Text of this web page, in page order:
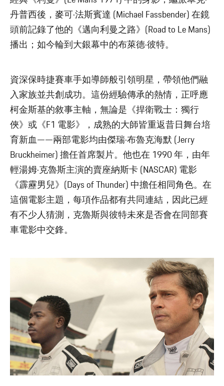
丹普西後，麥可·法斯賓達 (Michael Fassbender) 在鏡
頭前記錄了他的《邁向利曼之路》(Road to Le Mans)
播出；如今輪到大銀幕中的布萊德·彼特。
資深保時捷賽車手如導師般引領明星，帶領他們融
入家族並共創成功。這份經驗傳承的熱情，正呼應
柯金斯基的敘事主軸，無論是《捍衛戰士：獨行
俠》或《F1 電影》，成熟的大師皆重返昔日舞台培
育新血——兩部電影均由傑瑞·布魯克海默 (Jerry
Bruckheimer) 擔任首席製片。他也在 1990 年，由年
輕湯姆·克魯斯主演的賣座納斯卡 (NASCAR) 電影
《霹靂男兒》(Days of Thunder) 中擔任相同角色。在
這個電影主題，每項作品都有共同連結，因此已經
有不少人猜測，克魯斯與彼特未來是否會在同部賽
車電影中交鋒。